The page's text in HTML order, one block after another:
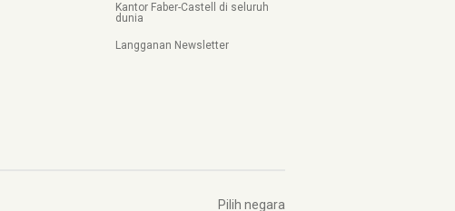
Kantor Faber-Castell di seluruh
dunia
Langganan Newsletter
Pilih negara